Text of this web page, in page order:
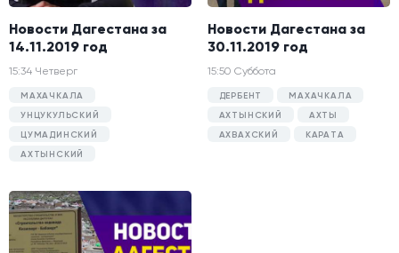
Новости Дагестана за
14.11.2019 год
15:34 Четверг
МАХАЧКАЛА
УНЦУКУЛЬСКИЙ
ЦУМАДИНСКИЙ
АХТЫНСКИЙ
Новости Дагестана за
30.11.2019 год
15:50 Суббота
ДЕРБЕНТ
МАХАЧКАЛА
АХТЫНСКИЙ
АХТЫ
АХВАХСКИЙ
КАРАТА